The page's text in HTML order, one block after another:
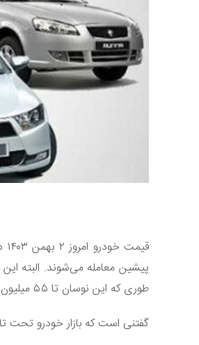
پیشین معامله می‌شوند. البته
طوری که این نوسان تا ۵۵ میلیون تومان در بین محصولات مشاهده می‌شود.
گفتنی است که بازار خودرو تحت